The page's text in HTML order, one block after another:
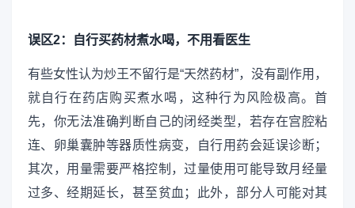
误区2：自行买药材煮水喝，不用看医生
有些女性认为炒王不留行是“天然药材”，没有副作用，
就自行在药店购买煮水喝，这种行为风险极高。首
先，你无法准确判断自己的闭经类型，若存在宫腔粘
连、卵巢囊肿等器质性病变，自行用药会延误诊断；
其次，用量需要严格控制，过量使用可能导致月经量
过多、经期延长，甚至贫血；此外，部分人可能对其